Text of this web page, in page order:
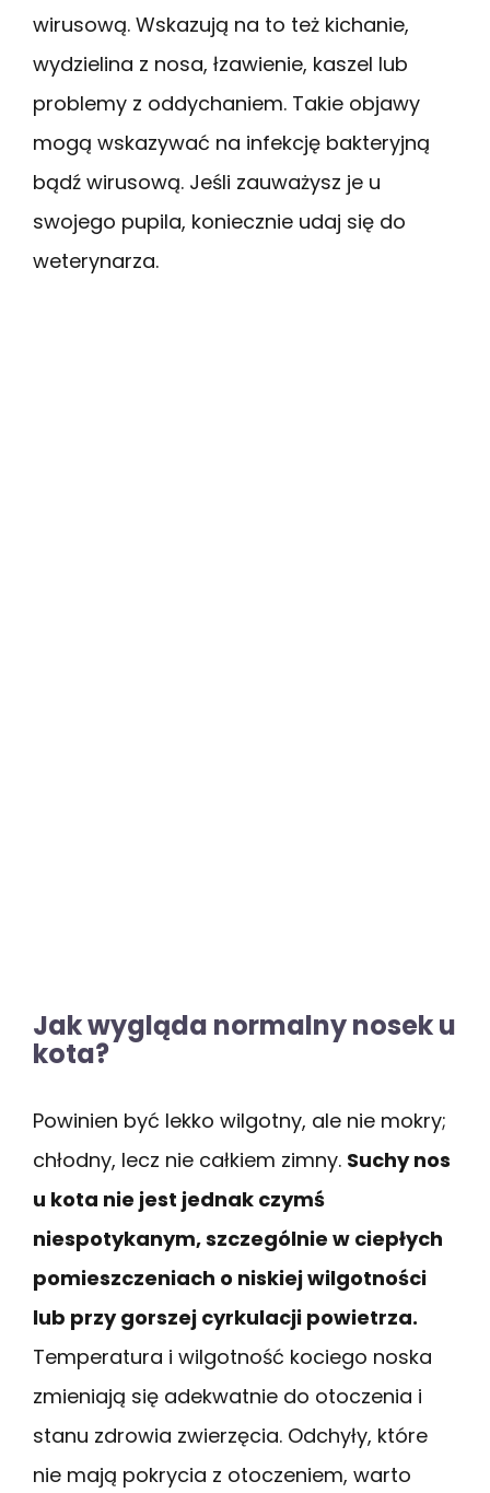
wirusową. Wskazują na to też kichanie,
wydzielina z nosa, łzawienie, kaszel lub
problemy z oddychaniem. Takie objawy
mogą wskazywać na infekcję bakteryjną
bądź wirusową. Jeśli zauważysz je u
swojego pupila, koniecznie udaj się do
weterynarza.
Jak wygląda normalny nosek u
kota?
Powinien być lekko wilgotny, ale nie mokry;
chłodny, lecz nie całkiem zimny. Suchy nos
u kota nie jest jednak czymś
niespotykanym, szczególnie w ciepłych
pomieszczeniach o niskiej wilgotności
lub przy gorszej cyrkulacji powietrza.
Temperatura i wilgotność kociego noska
zmieniają się adekwatnie do otoczenia i
stanu zdrowia zwierzęcia. Odchyły, które
nie mają pokrycia z otoczeniem, warto